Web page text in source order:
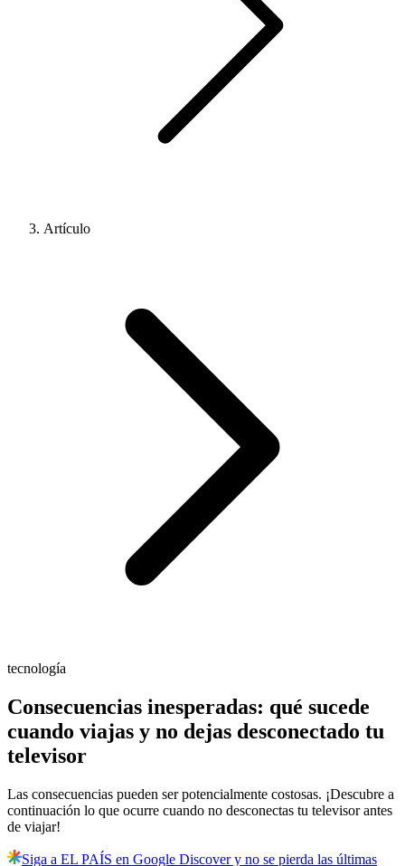
Artículo
tecnología
Consecuencias inesperadas: qué sucede
cuando viajas y no dejas desconectado tu
televisor
Las consecuencias pueden ser potencialmente costosas. ¡Descubre a
continuación lo que ocurre cuando no desconectas tu televisor antes
de viajar!
Siga a EL PAÍS en Google Discover y no se pierda las últimas